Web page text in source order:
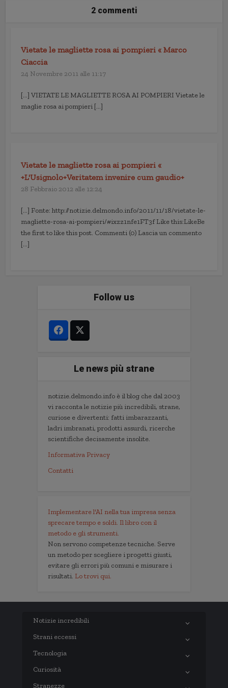
2 commenti
Vietate le magliette rosa ai pompieri « Marco
Ciaccia
24 Novembre 2011 alle 11:17
[…] VIETATE LE MAGLIETTE ROSA AI POMPIERI Vietate le
maglie rosa ai pompieri […]
Vietate le magliette rosa ai pompieri «
+L'Usignolo+Veritatem invenire cum gaudio+
28 Febbraio 2012 alle 12:24
[…] Fonte: http://notizie.delmondo.info/2011/11/18/vietate-le-
magliette-rosa-ai-pompieri/#ixzz1nfe1FT3f Like this:LikeBe
the first to like this post. Commenti (0) Lascia un commento
[…]
Follow us
Le news più strane
notizie.delmondo.info è il blog che dal 2003
vi racconta le notizie più incredibili, strane,
curiose e divertenti: fatti imbarazzanti,
ladri imbranati, prodotti assurdi, ricerche
scientifiche decisamente insolite.
Informativa Privacy
Contatti
Implementare l'AI nella tua impresa senza
sprecare tempo e soldi. Il libro con il
metodo e gli strumenti.
Non servono competenze tecniche. Serve
un metodo per scegliere i progetti giusti,
evitare gli errori più comuni e misurare i
risultati. Lo trovi qui.
Notizie incredibili
Strani eccessi
Tecnologia
Curiosità
Stranezze